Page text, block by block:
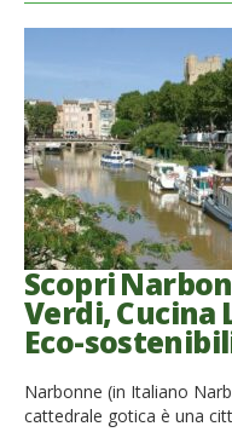
Scopri
Verdi, Cucina
Eco-
Narbonne (in Italiano
cattedrale gotica è una